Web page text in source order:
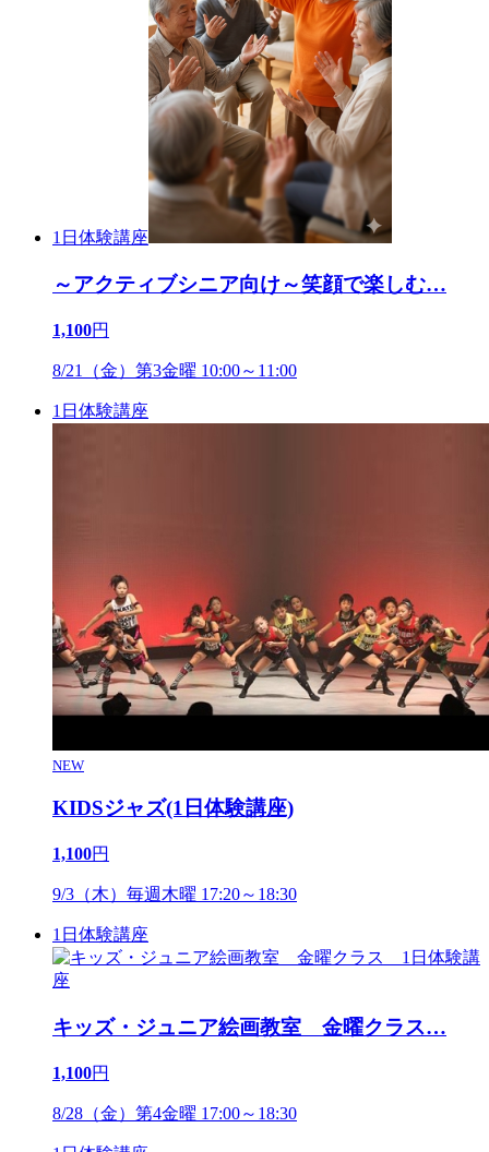
1日体験講座
～アクティブシニア向け～笑顔で楽しむ…
1,100円
8/21（金）第3金曜 10:00～11:00
1日体験講座
NEW
KIDSジャズ(1日体験講座)
1,100円
9/3（木）毎週木曜 17:20～18:30
1日体験講座
キッズ・ジュニア絵画教室 金曜クラス…
1,100円
8/28（金）第4金曜 17:00～18:30